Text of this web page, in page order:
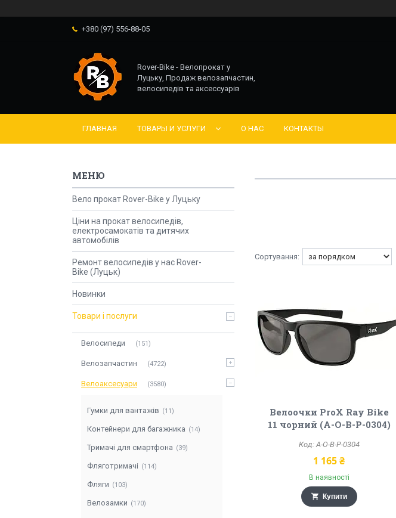
+380 (97) 556-88-05
Rover-Bike - Велопрокат у
Луцьку, Продаж велозапчастин,
велосипедів та аксессуарів
ГЛАВНАЯ ТОВАРЫ И УСЛУГИ О НАС КОНТАКТЫ
Велоочки ProX Ray Bike
11 чорний (A-O-B-P-0304)
A-O-B-P-0304
1 165 ₴
В наявності
Купити
Вело прокат Rover-Bike у Луцьку
Ціни на прокат велосипедів,
електросамокатів та дитячих
автомобілів
Ремонт велосипедів у нас Rover-
Bike (Луцьк)
Новинки
Товари і послуги
Велосипеди 151
Велозапчастин 4722
Велоаксесуари 3580
Гумки для вантажів 11
Контейнери для багажника 14
Тримачі для смартфона 39
Фляготримачі 114
Фляги 103
Велозамки 170